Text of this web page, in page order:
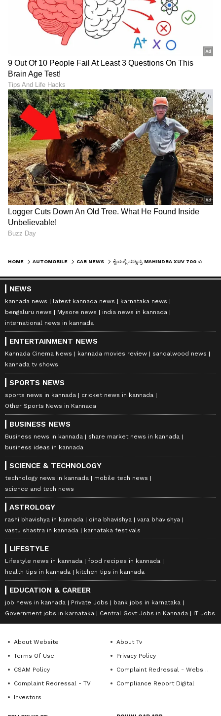
HOME AUTOMOBILE CAR NEWS
NEWS
kannada news latest kannada news
karnataka news
bengaluru news
Mysore news
india news in kannada
international news in kannada
ENTERTAINMENT NEWS
Kannada Cinema News kannada movies review
sandalwood news
kannada tv shows
SPORTS NEWS
sports news in kannada
cricket news in kannada
Other Sports News in Kannada
BUSINESS NEWS
Business news in kannada
share market news in kannada
business ideas in kannada
SCIENCE & TECHNOLOGY
technology news in kannada
mobile tech news
science and tech news
ASTROLOGY
rashi bhavishya in kannada dina bhavishya
vara bhavishya
vastu shastra in kannada
karnataka festivals
LIFESTYLE
Lifestyle news in kannada
food recipes in kannada
health tips in kannada
kitchen tips in kannada
EDUCATION & CAREER
job news in kannada Private Jobs
bank jobs in karnataka
Government jobs in karnataka
Central Govt Jobs in Kannada IT Jobs
About Website
About Tv
Terms Of Use
Privacy Policy
CSAM Policy
Complaint Redressal - Website
Complaint Redressal - TV
Compliance Report Digital
Investors